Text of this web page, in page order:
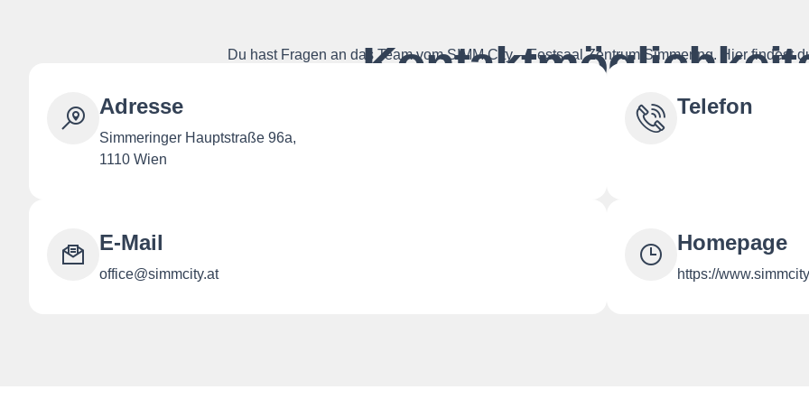
Du hast Fragen an das Team vom SIMM City – Festsaal Zentrum Simmering. Hier findest
Adresse
Simmeringer Hauptstraße 96a,
1110 Wien
Telefon
E-Mail
office@simmcity.at
Homepage
https://